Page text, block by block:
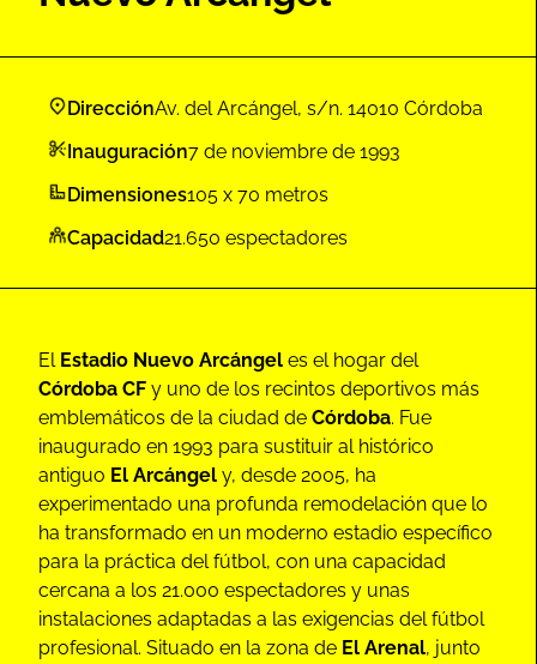
DirecciónAv. del Arcángel, s/n. 14010 Córdoba
Inauguración7 de noviembre de 1993
Dimensiones105 x 70 metros
Capacidad21.650 espectadores
El Estadio Nuevo Arcángel es el hogar del
Córdoba CF y uno de los recintos deportivos más
emblemáticos de la ciudad de Córdoba. Fue
inaugurado en 1993 para sustituir al histórico
antiguo El Arcángel y, desde 2005, ha
experimentado una profunda remodelación que lo
ha transformado en un moderno estadio específico
para la práctica del fútbol, con una capacidad
cercana a los 21.000 espectadores y unas
instalaciones adaptadas a las exigencias del fútbol
profesional. Situado en la zona de El Arenal, junto